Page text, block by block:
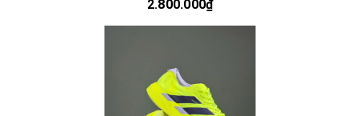
2.800.000₫